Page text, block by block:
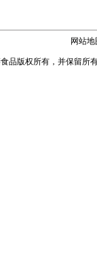
网站地
品版权所有，并保留所